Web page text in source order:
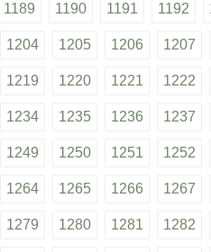
1189 1190 1191 1192
1204 1205 1206 1207
1219 1220 1221 1222
1234 1235 1236 1237
1249 1250 1251 1252
1264 1265 1266 1267
1279 1280 1281 1282